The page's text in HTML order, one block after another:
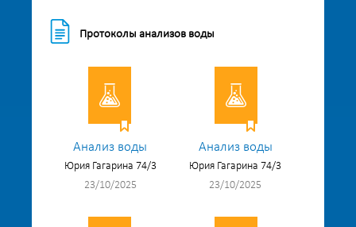
Протоколы анализов воды
Анализ воды
Юрия Гагарина 74/3
23/10/2025
Анализ воды
Юрия Гагарина 74/3
23/10/2025